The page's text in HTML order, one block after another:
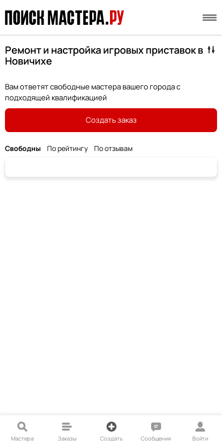
Ремонт и настройка игровых приставок в
Новичихе
Вам ответят свободные мастера вашего города с
подходящей квалификацией
Создать заказ
Свободны По рейтингу По отзывам
Мастера Заказы Создать Сообщения Войти